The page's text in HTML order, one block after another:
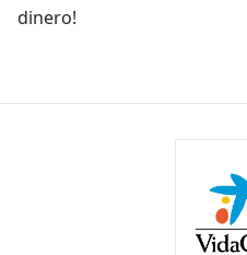
dinero!